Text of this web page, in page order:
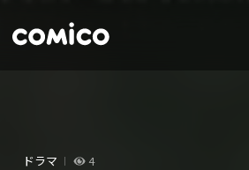
ドラマ 4